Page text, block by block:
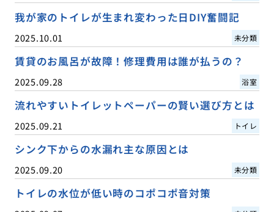
我が家のトイレが生まれ変わった日DIY奮闘記
2025.10.01 未分類
賃貸のお風呂が故障！修理費用は誰が払うの？
2025.09.28 浴室
流れやすいトイレットペーパーの賢い選び方とは
2025.09.21 トイレ
シンク下からの水漏れ主な原因とは
2025.09.20 未分類
トイレの水位が低い時のコポコポ音対策